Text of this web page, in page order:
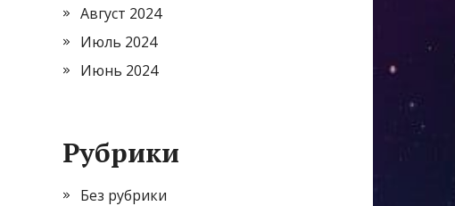
Август 2024
Июль 2024
Июнь 2024
Рубрики
Без рубрики